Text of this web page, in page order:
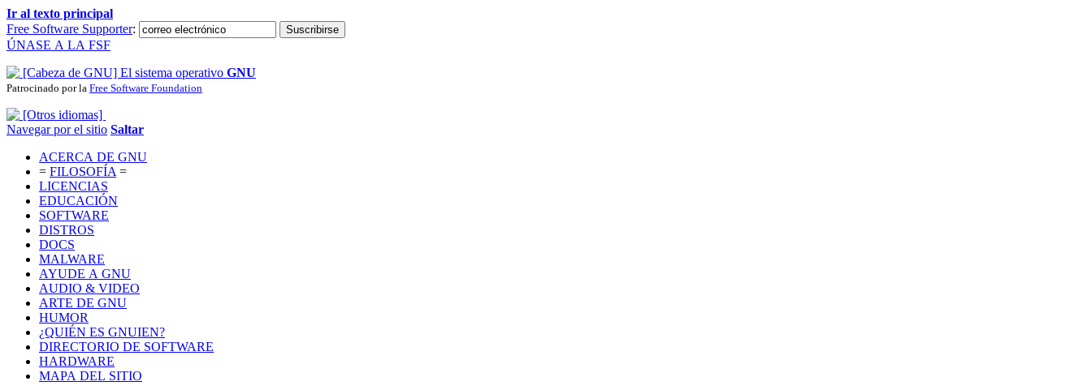
Ir al texto principal
Free Software Supporter:
ÚNASE A LA FSF
El sistema operativo GNU
Patrocinado por la Free Software Foundation
Navegar por el sitio Saltar
ACERCA DE GNU
= FILOSOFÍA =
LICENCIAS
EDUCACIÓN
SOFTWARE
DISTROS
DOCS
MALWARE
AYUDE A GNU
AUDIO & VIDEO
ARTE DE GNU
HUMOR
¿QUIÉN ES GNUIEN?
DIRECTORIO DE SOFTWARE
HARDWARE
MAPA DEL SITIO